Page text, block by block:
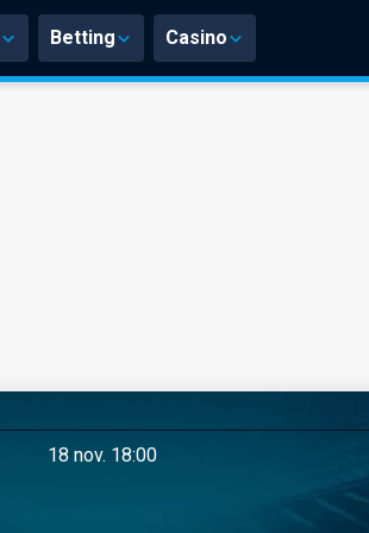
Betting Casino
18 nov. 18:00